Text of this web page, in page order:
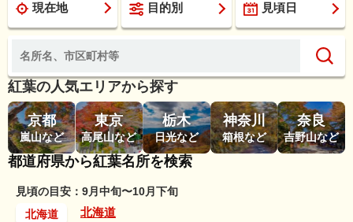
現在地 目的別 見頃日
紅葉の人気エリアから探す
京都
嵐山など
東京
高尾山など
栃木
日光など
神奈川
箱根など
奈良
吉野山など
都道府県から紅葉名所を検索
見頃の目安：9月中旬〜10月下旬
北海道
北海道